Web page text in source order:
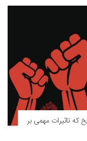
که تاثیرات مهمی بر